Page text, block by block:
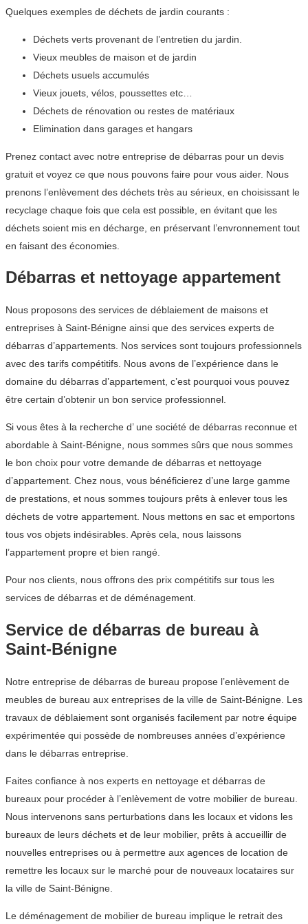
Quelques exemples de déchets de jardin courants :
Déchets verts provenant de l’entretien du jardin.
Vieux meubles de maison et de jardin
Déchets usuels accumulés
Vieux jouets, vélos, poussettes etc…
Déchets de rénovation ou restes de matériaux
Elimination dans garages et hangars
Prenez contact avec notre entreprise de débarras pour un devis
gratuit et voyez ce que nous pouvons faire pour vous aider. Nous
prenons l’enlèvement des déchets très au sérieux, en choisissant le
recyclage chaque fois que cela est possible, en évitant que les
déchets soient mis en décharge, en préservant l’envronnement tout
en faisant des économies.
Débarras et nettoyage appartement
Nous proposons des services de déblaiement de maisons et
entreprises à Saint-Bénigne ainsi que des services experts de
débarras d’appartements. Nos services sont toujours professionnels
avec des tarifs compétitifs. Nous avons de l’expérience dans le
domaine du débarras d’appartement, c’est pourquoi vous pouvez
être certain d’obtenir un bon service professionnel.
Si vous êtes à la recherche d’ une société de débarras reconnue et
abordable à Saint-Bénigne, nous sommes sûrs que nous sommes
le bon choix pour votre demande de débarras et nettoyage
d’appartement. Chez nous, vous bénéficierez d’une large gamme
de prestations, et nous sommes toujours prêts à enlever tous les
déchets de votre appartement. Nous mettons en sac et emportons
tous vos objets indésirables. Après cela, nous laissons
l’appartement propre et bien rangé.
Pour nos clients, nous offrons des prix compétitifs sur tous les
services de débarras et de déménagement.
Service de débarras de bureau à
Saint-Bénigne
Notre entreprise de débarras de bureau propose l’enlèvement de
meubles de bureau aux entreprises de la ville de Saint-Bénigne. Les
travaux de déblaiement sont organisés facilement par notre équipe
expérimentée qui possède de nombreuses années d’expérience
dans le débarras entreprise.
Faites confiance à nos experts en nettoyage et débarras de
bureaux pour procéder à l’enlèvement de votre mobilier de bureau.
Nous intervenons sans perturbations dans les locaux et vidons les
bureaux de leurs déchets et de leur mobilier, prêts à accueillir de
nouvelles entreprises ou à permettre aux agences de location de
remettre les locaux sur le marché pour de nouveaux locataires sur
la ville de Saint-Bénigne.
Le déménagement de mobilier de bureau implique le retrait des